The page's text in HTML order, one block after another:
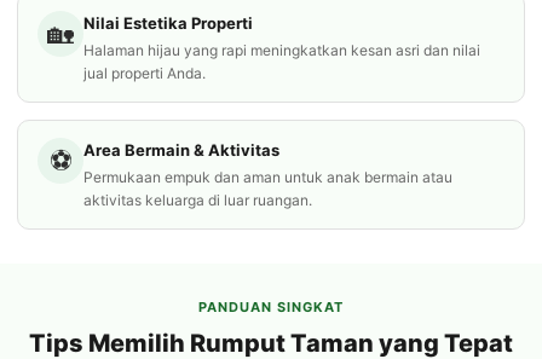
🏡 Nilai Estetika Properti
Halaman hijau yang rapi meningkatkan kesan asri dan nilai
jual properti Anda.
⚽ Area Bermain & Aktivitas
Permukaan empuk dan aman untuk anak bermain atau
aktivitas keluarga di luar ruangan.
PANDUAN SINGKAT
Tips Memilih Rumput Taman yang Tepat